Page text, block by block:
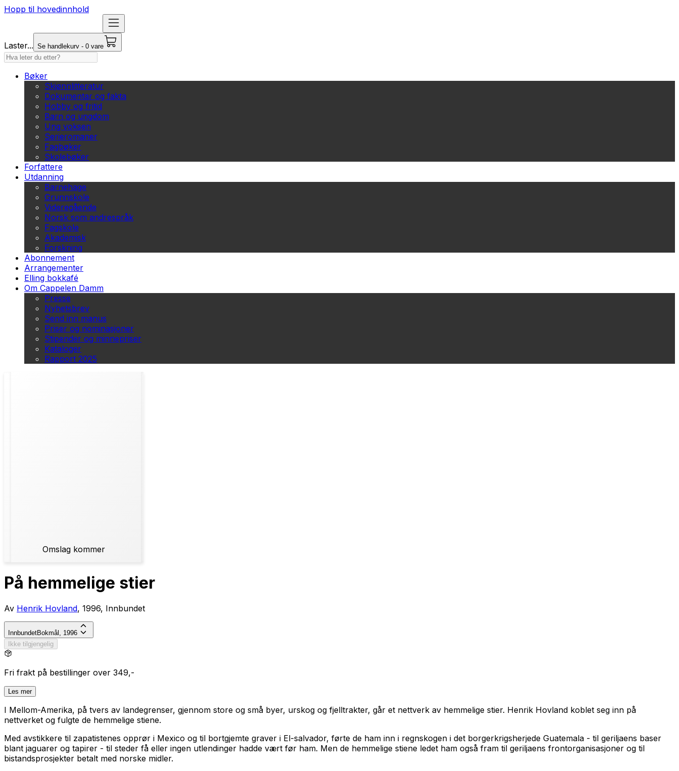
Hopp til hovedinnhold
Laster... Se handlekurv - 0 vare
Bøker
Skjønnlitteratur
Dokumentar og fakta
Hobby og fritid
Barn og ungdom
Ung voksen
Serieromaner
Fagbøker
Skolebøker
Forfattere
Utdanning
Barnehage
Grunnskole
Videregående
Norsk som andrespråk
Fagskole
Akademisk
Forskning
Abonnement
Arrangementer
Elling bokkafé
Om Cappelen Damm
Presse
Nyhetsbrev
Send inn manus
Priser og nominasjoner
Stipender og minnepriser
Kataloger
Rapport 2025
Omslag kommer
På hemmelige stier
Av Henrik Hovland, 1996, Innbundet
InnbundetBokmål, 1996
Ikke tilgjengelig
Fri frakt på bestillinger over 349,-
Les mer
I Mellom-Amerika, på tvers av landegrenser, gjennom store og små byer, urskog og fjelltrakter, går et nettverk av hemmelige stier. Henrik Hovland koblet seg inn på
nettverket og fulgte de hemmelige stiene.
Med avstikkere til zapatistenes opprør i Mexico og til bortgjemte graver i El-salvador, førte de ham inn i regnskogen i det borgerkrigsherjede Guatemala - til geriljaens baser
blant jaguarer og tapirer - til steder få eller ingen utlendinger hadde vært før ham. Men de hemmelige stiene ledet ham også fram til geriljaens frontorganisasjoner og til
bistandsprosjekter betalt med norske midler.